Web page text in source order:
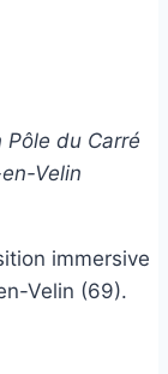
Pôle du Carré
Velin
immersive
Velin (69).